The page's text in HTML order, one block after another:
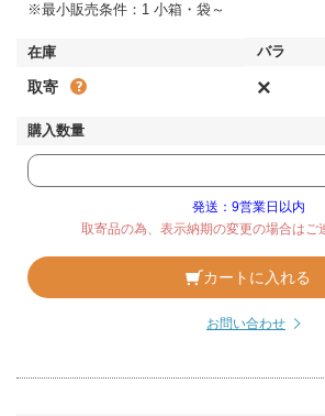
※最小販売条件：1 小箱・袋～
取寄 ×
発送：9営業日以内
取寄品の為、表示納期の変更の場合はご
カートに入れる
お問い合わせ